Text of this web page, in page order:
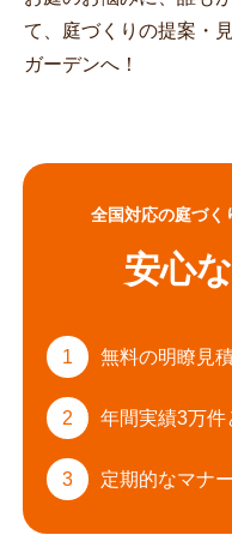
て、庭づくりの提案・
ガーデンへ！
全国対応の庭づく
安心な
1 無料の明瞭見
2 年間実績3万件
3 定期的なマナ